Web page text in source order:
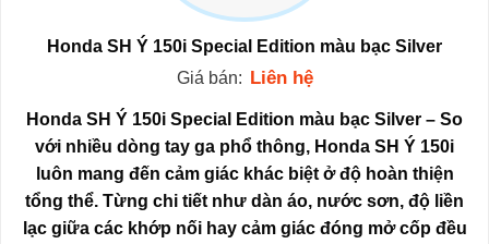
Honda SH Ý 150i Special Edition màu bạc Silver
Giá bán: Liên hệ
Honda SH Ý 150i Special Edition màu bạc Silver – So
với nhiều dòng tay ga phổ thông, Honda SH Ý 150i
luôn mang đến cảm giác khác biệt ở độ hoàn thiện
tổng thể. Từng chi tiết như dàn áo, nước sơn, độ liền
lạc giữa các khớp nối hay cảm giác đóng mở cốp đều